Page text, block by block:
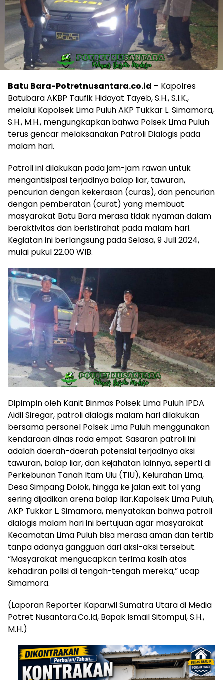
Batu Bara-Potretnusantara.co.id – Kapolres
Batubara AKBP Taufik Hidayat Tayeb, S.H., S.I.K.,
melalui Kapolsek Lima Puluh AKP Tukkar L. Simamora,
S.H., M.H., mengungkapkan bahwa Polsek Lima Puluh
terus gencar melaksanakan Patroli Dialogis pada
malam hari.
Patroli ini dilakukan pada jam-jam rawan untuk
mengantisipasi terjadinya balap liar, tawuran,
pencurian dengan kekerasan (curas), dan pencurian
dengan pemberatan (curat) yang membuat
masyarakat Batu Bara merasa tidak nyaman dalam
beraktivitas dan beristirahat pada malam hari.
Kegiatan ini berlangsung pada Selasa, 9 Juli 2024,
mulai pukul 22.00 WIB.
Dipimpin oleh Kanit Binmas Polsek Lima Puluh IPDA
Aidil Siregar, patroli dialogis malam hari dilakukan
bersama personel Polsek Lima Puluh menggunakan
kendaraan dinas roda empat. Sasaran patroli ini
adalah daerah-daerah potensial terjadinya aksi
tawuran, balap liar, dan kejahatan lainnya, seperti di
Perkebunan Tanah Itam Ulu (TIU), Kelurahan Lima,
Desa Simpang Dolok, hingga ke jalan exit tol yang
sering dijadikan arena balap liar.Kapolsek Lima Puluh,
AKP Tukkar L. Simamora, menyatakan bahwa patroli
dialogis malam hari ini bertujuan agar masyarakat
Kecamatan Lima Puluh bisa merasa aman dan tertib
tanpa adanya gangguan dari aksi-aksi tersebut.
“Masyarakat mengucapkan terima kasih atas
kehadiran polisi di tengah-tengah mereka,” ucap
Simamora.
(Laporan Reporter Kaparwil Sumatra Utara di Media
Potret Nusantara.Co.Id, Bapak Ismail Sitompul, S.H.,
M.H.)